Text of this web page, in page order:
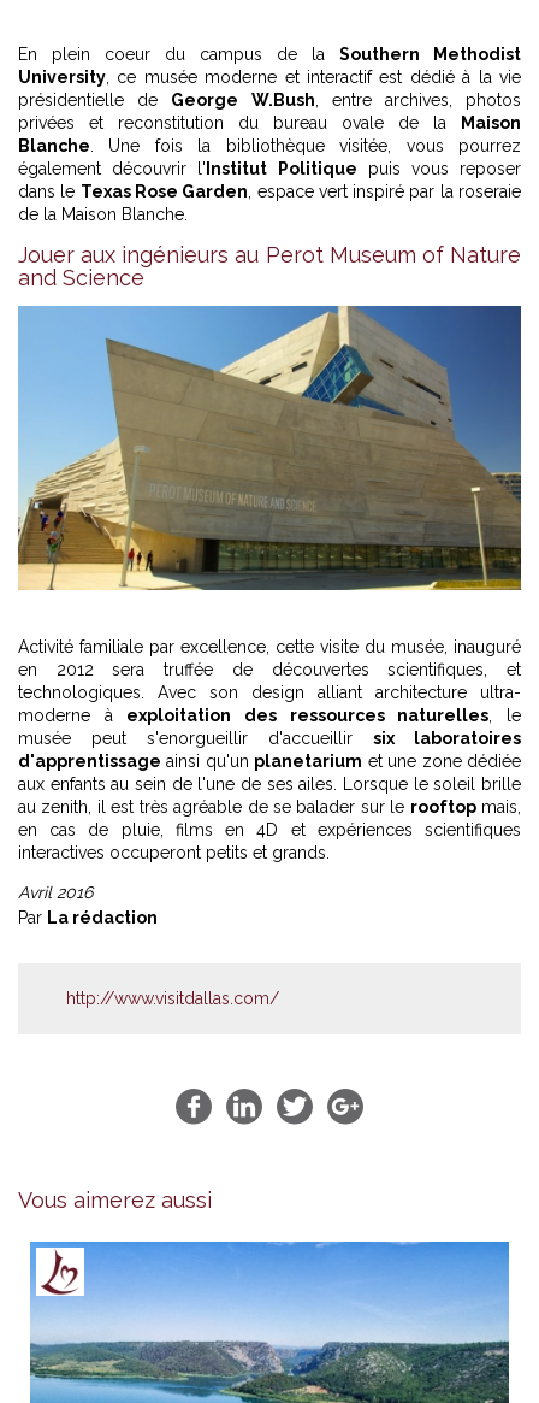
En plein coeur du campus de la Southern Methodist
University, ce musée moderne et interactif est dédié à la vie
présidentielle de George W.Bush, entre archives, photos
privées et reconstitution du bureau ovale de la
Maison
Blanche. Une fois la bibliothèque visitée, vous pourrez
également découvrir l' Institut Politique puis vous reposer
dans le Texas Rose Garden, espace vert inspiré par la roseraie
de la Maison Blanche.
Jouer aux ingénieurs au Perot Museum of Nature
and Science
Activité familiale par excellence, cette visite du musée, inauguré
en 2012 sera truffée de découvertes scientifiques, et
technologiques. Avec son design alliant architecture ultra-
moderne à exploitation des ressources naturelles , le
musée peut s'enorgueillir d'accueillir six laboratoires
d'apprentissage ainsi qu'un planetarium et une zone dédiée
aux enfants au sein de l'une de ses ailes. Lorsque le soleil brille
au zenith, il est très agréable de se balader sur le rooftopmais,
en cas de pluie, films en 4D et expériences scientifiques
interactives occuperont petits et grands.
Avril 2016
Par La rédaction
http://www.visitdallas.com/
Vous aimerez aussi